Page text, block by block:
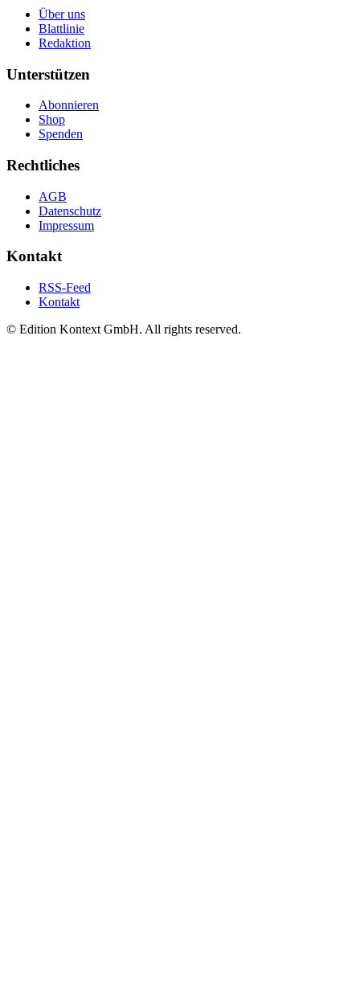
Über uns
Blattlinie
Redaktion
Unterstützen
Abonnieren
Shop
Spenden
Rechtliches
AGB
Datenschutz
Impressum
Kontakt
RSS-Feed
Kontakt
© Edition Kontext GmbH. All rights reserved.